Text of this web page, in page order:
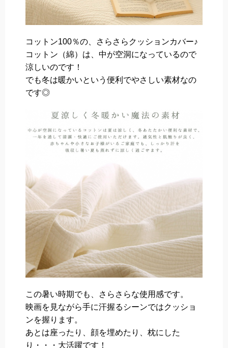
コットン100％の、さらさらクッションカバー♪
コットン（綿）は、中が空洞になっているので
涼しいのです！
でも冬は暖かいという便利でやさしい素材なの
です◎
この暑い時期でも、さらさらな使用感です。
映画を見ながら手に汗握るシーンではクッショ
ンを握ります。
あとは座ったり、顔を埋めたり、枕にした
り・・・大活躍です！